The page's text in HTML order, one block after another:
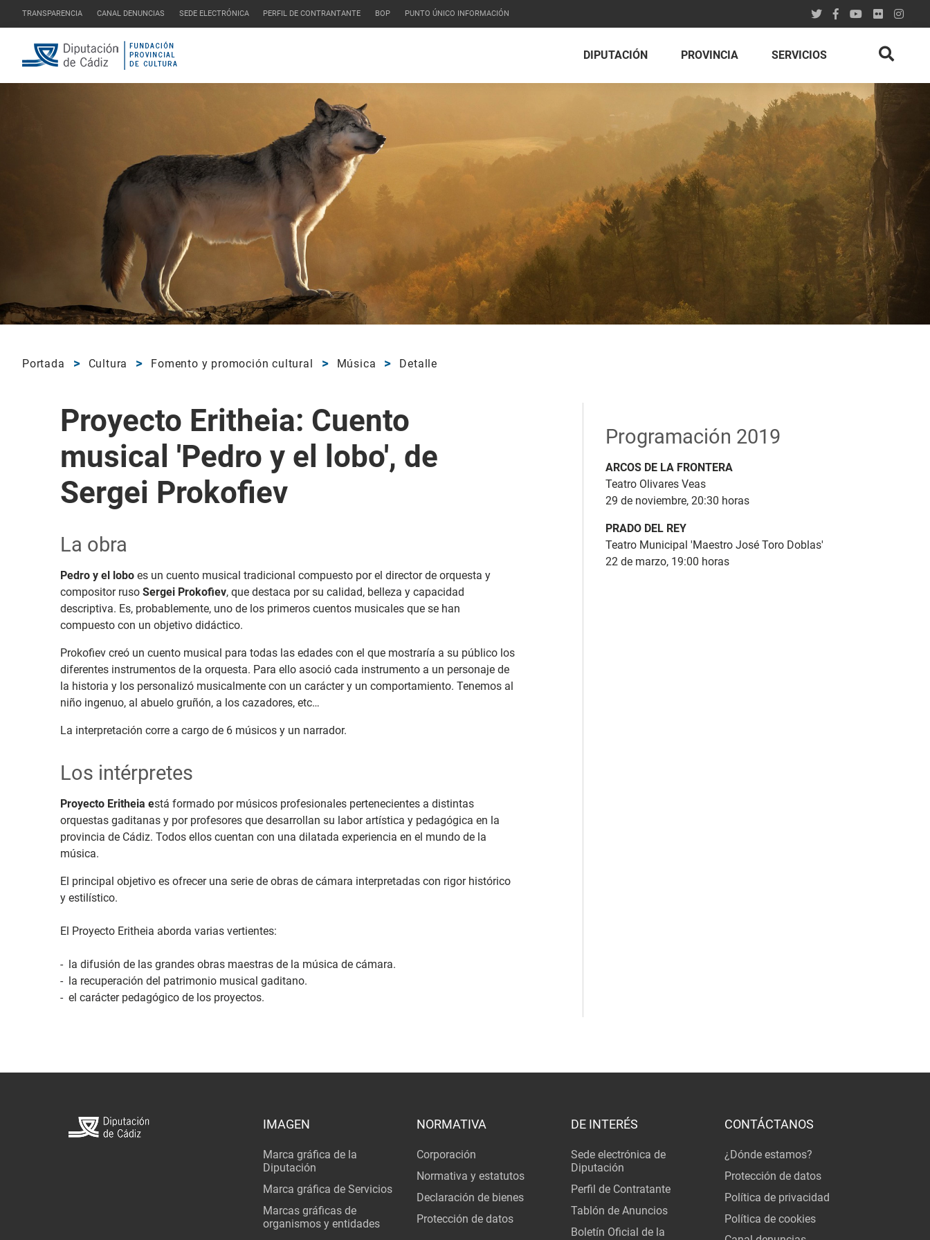
TRANSPARENCIA CANAL DENUNCIAS SEDE ELECTRÓNICA PERFIL DE CONTRANTANTE BOP PUNTO ÚNICO INFORMACIÓN
DIPUTACIÓN PROVINCIA SERVICIOS
Portada Cultura Fomento y promoción cultural Música Detalle
Proyecto Eritheia: Cuento
musical 'Pedro y el lobo', de
Sergei Prokofiev
La obra
Pedro y el lobo es un cuento musical tradicional compuesto por el director de orquesta y
compositor ruso Sergei Prokofiev, que destaca por su calidad, belleza y capacidad
descriptiva. Es, probablemente, uno de los primeros cuentos musicales que se han
compuesto con un objetivo didáctico.
Prokofiev creó un cuento musical para todas las edades con el que mostraría a su público los
diferentes instrumentos de la orquesta. Para ello asoció cada instrumento a un personaje de
la historia y los personalizó musicalmente con un carácter y un comportamiento. Tenemos al
niño ingenuo, al abuelo gruñón, a los cazadores, etc…
La interpretación corre a cargo de 6 músicos y un narrador.
Los intérpretes
Proyecto Eritheia está formado por músicos profesionales pertenecientes a distintas
orquestas gaditanas y por profesores que desarrollan su labor artística y pedagógica en la
provincia de Cádiz. Todos ellos cuentan con una dilatada experiencia en el mundo de la
música.
El principal objetivo es ofrecer una serie de obras de cámara interpretadas con rigor histórico
y estilístico.
El Proyecto Eritheia aborda varias vertientes:
- la difusión de las grandes obras maestras de la música de cámara.
- la recuperación del patrimonio musical gaditano.
- el carácter pedagógico de los proyectos.
Programación 2019
ARCOS DE LA FRONTERA
Teatro Olivares Veas
29 de noviembre, 20:30 horas
PRADO DEL REY
Teatro Municipal 'Maestro José Toro Doblas'
22 de marzo, 19:00 horas
IMAGEN
Marca gráfica de la
Diputación
Marca gráfica de Servicios
Marcas gráficas de
organismos y entidades
NORMATIVA
Corporación
Normativa y estatutos
Declaración de bienes
Protección de datos
DE INTERÉS
Sede electrónica de
Diputación
Perfil de Contratante
Tablón de Anuncios
Boletín Oficial de la
CONTÁCTANOS
¿Dónde estamos?
Protección de datos
Política de privacidad
Política de cookies